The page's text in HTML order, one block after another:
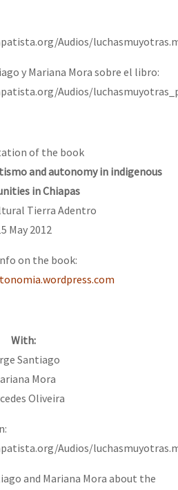
Audios/
y Mariana Mora sobre el libro:
Audios/
of the book
and autonomy in indigenous
in Chiapas
Tierra Adentro
May 2012
on the book:
With:
Santiago
Mora
Oliveira
Audios/
and Mariana Mora about the